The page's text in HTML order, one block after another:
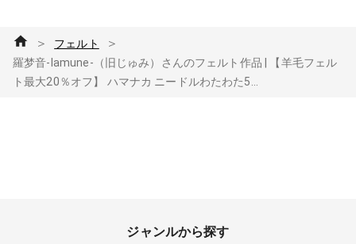
＞ フェルト ＞
羅梦音-lamune-（旧じゅみ）さんのフェルト作品 | 【羊毛フェル
ト最大20％オフ】 ハマナカ ニードルわたわた5...
ジャンルから探す